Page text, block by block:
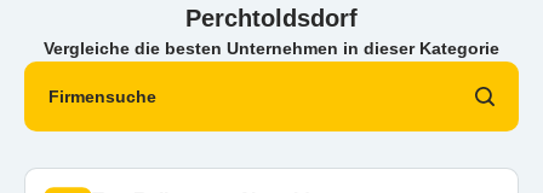
Perchtoldsdorf
Vergleiche die besten Unternehmen in dieser Kategorie
Firmensuche